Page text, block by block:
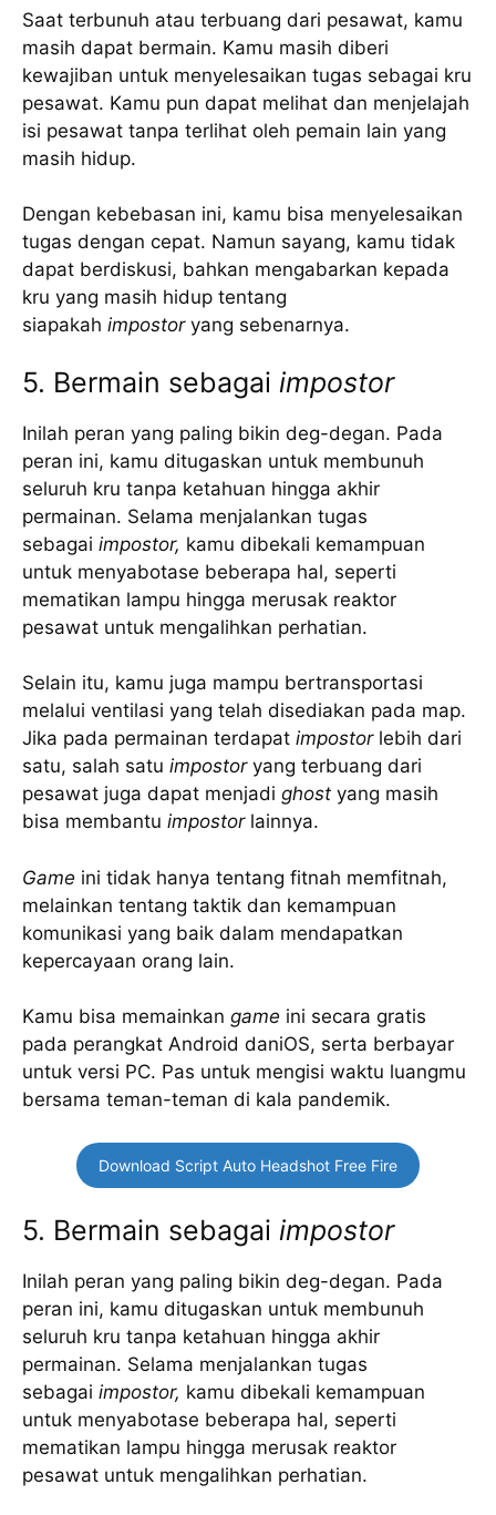
Saat terbunuh atau terbuang dari pesawat, kamu
masih dapat bermain. Kamu masih diberi
kewajiban untuk menyelesaikan tugas sebagai kru
pesawat. Kamu pun dapat melihat dan menjelajah
isi pesawat tanpa terlihat oleh pemain lain yang
masih hidup.
Dengan kebebasan ini, kamu bisa menyelesaikan
tugas dengan cepat. Namun sayang, kamu tidak
dapat berdiskusi, bahkan mengabarkan kepada
kru yang masih hidup tentang
siapakah impostoryang sebenarnya.
5. Bermain sebagai impostor
Inilah peran yang paling bikin deg-degan. Pada
peran ini, kamu ditugaskan untuk membunuh
seluruh kru tanpa ketahuan hingga akhir
permainan. Selama menjalankan tugas
sebagai impostor, kamu dibekali kemampuan
untuk menyabotase beberapa hal, seperti
mematikan lampu hingga merusak reaktor
pesawat untuk mengalihkan perhatian.
Selain itu, kamu juga mampu bertransportasi
melalui ventilasi yang telah disediakan pada map.
Jika pada permainan terdapat impostorlebih dari
satu, salah satu impostoryang terbuang dari
pesawat juga dapat menjadi ghost yang masih
bisa membantu impostorlainnya.
Game ini tidak hanya tentang fitnah memfitnah,
melainkan tentang taktik dan kemampuan
komunikasi yang baik dalam mendapatkan
kepercayaan orang lain.
Kamu bisa memainkan game ini secara gratis
pada perangkat Android daniOS, serta berbayar
untuk versi PC. Pas untuk mengisi waktu luangmu
bersama teman-teman di kala pandemik.
Download Script Auto Headshot Free Fire
5. Bermain sebagai impostor
Inilah peran yang paling bikin deg-degan. Pada
peran ini, kamu ditugaskan untuk membunuh
seluruh kru tanpa ketahuan hingga akhir
permainan. Selama menjalankan tugas
sebagai impostor, kamu dibekali kemampuan
untuk menyabotase beberapa hal, seperti
mematikan lampu hingga merusak reaktor
pesawat untuk mengalihkan perhatian.